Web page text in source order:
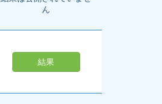
ん
結果